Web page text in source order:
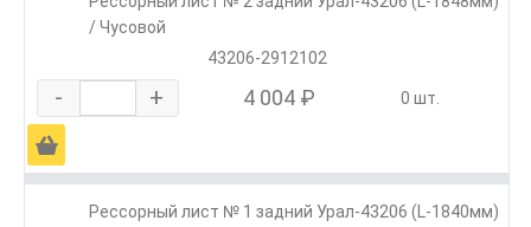
/ Чусовой
43206-2912102
- + 4 004 ₽ 0 шт.
Ä
Рессорный лист № 1 задний Урал-43206 (L-1840мм)